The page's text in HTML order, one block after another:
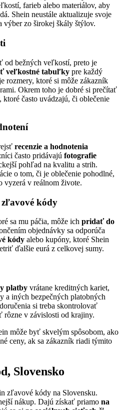
farieb alebo materiálov, aby
Shein neustále aktualizuje svoje
výber zo širokej škály štýlov.
od bežných veľkostí, preto je
veľkostné tabuľky pre každý
rozmery, ktoré si môže zákazník
Okrem toho je dobré si prečítať
často uvádzajú, či oblečenie
recenzie a hodnotenia
často pridávajú fotografie
pohľad na kvalitu a strih.
o tom, či je oblečenie pohodlné,
vyzerá v reálnom živote.
kódy
sa mu páčia, môže ich pridať do
objednávky sa odporúča
kódy alebo kupóny, ktoré Shein
ďalšie eurá z celkovej sumy.
platby vrátane kreditných kariet,
a iných bezpečných platobných
si treba skontrolovať
rôzne v závislosti od krajiny.
môže byť skvelým spôsobom, ako
ceny, ak sa zákazník riadi týmito
Slovensko
zľavové kódy na Slovensku.
nákup. Dajú získať priamo na